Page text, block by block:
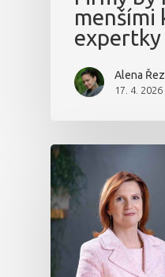
menšími
expertky
Alena
17. 4. 2026